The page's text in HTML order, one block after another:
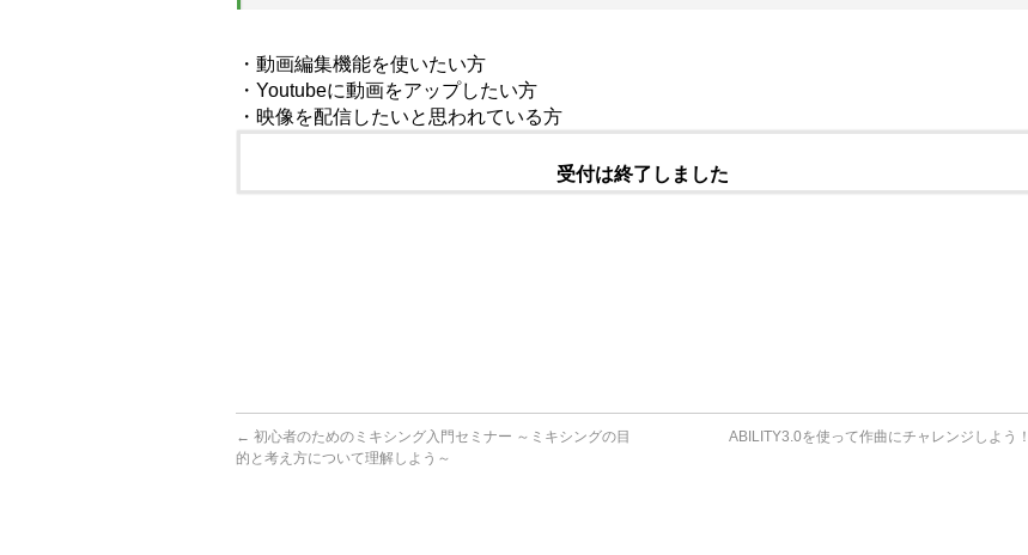
・動画編集機能を使いたい方
・Youtubeに動画をアップしたい方
・映像を配信したいと思われている方
受付は終了しました
← 初心者のためのミキシング入門セミナー ～ミキシングの目
的と考え方について理解しよう～
ABILITY3.0を使って作曲にチャレンジしよう！